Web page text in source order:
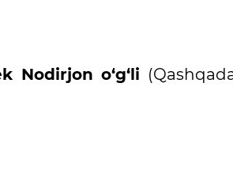
Nodirjon o‘g‘li